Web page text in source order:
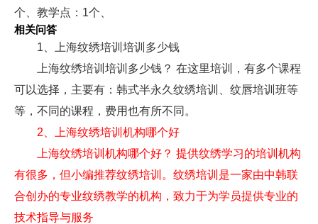
个、教学点：1个、
相关问答
1、上海纹绣培训培训多少钱
上海纹绣培训培训多少钱？ 在这里培训，有多个课程
可以选择，主要有：韩式半永久纹绣培训、纹唇培训班等
等，不同的课程，费用也有所不同。
2、上海纹绣培训机构哪个好
上海纹绣培训机构哪个好？ 提供纹绣学习的培训机构
有很多，但小编推荐纹绣培训。纹绣培训是一家由中韩联
合创办的专业纹绣教学的机构，致力于为学员提供专业的
技术指导与服务